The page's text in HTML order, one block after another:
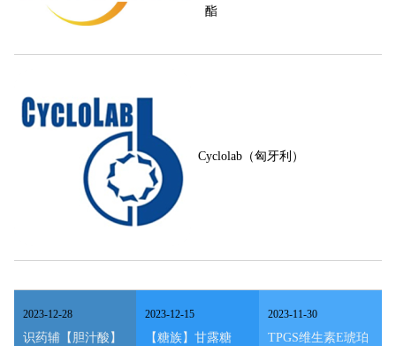
酯
Cyclolab（匈牙利）
识药辅【胆汁酸】
2023-12-28
【糖族】甘露糖
2023-12-15
TPGS维生素E琥珀
2023-11-30